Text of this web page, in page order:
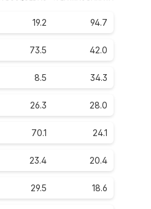
19.2 94.7
73.5 42.0
8.5 34.3
26.3 28.0
70.1 24.1
23.4 20.4
29.5 18.6